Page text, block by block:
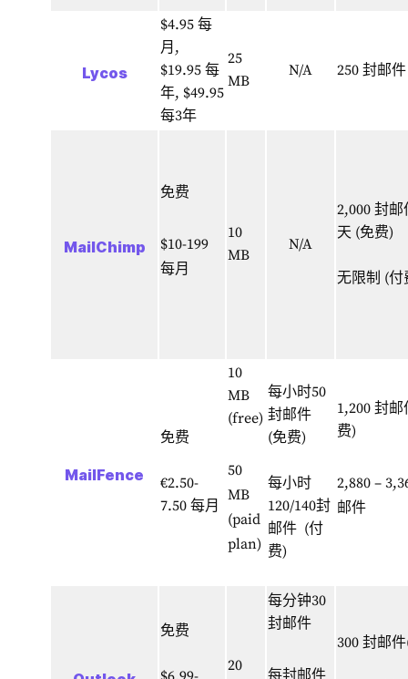
Lycos
$4.95 每
月,
$19.95 每
年, $49.95
每3年
25
MB
N/A 250 封邮件
MailChimp
免费
$10-199
每月
10
MB
N/A
2,000 封邮
天 (免费)
无限制 (付
MailFence
免费
€2.50-
7.50 每月
10
MB
(free)
50
MB
(paid
plan)
每小时50
封邮件
(免费)
每小时
120/140封
邮件 (付
费)
1,200 封
费)
2,880 –
邮件
免费
20
每分钟30
封邮件
每封邮件
300 封邮